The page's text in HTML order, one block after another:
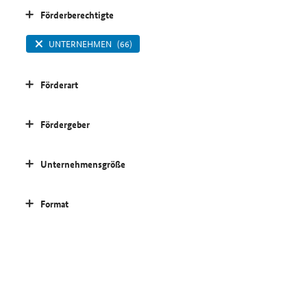
Förderberechtigte
UNTERNEHMEN (66)
Förderart
Fördergeber
Unternehmensgröße
Format